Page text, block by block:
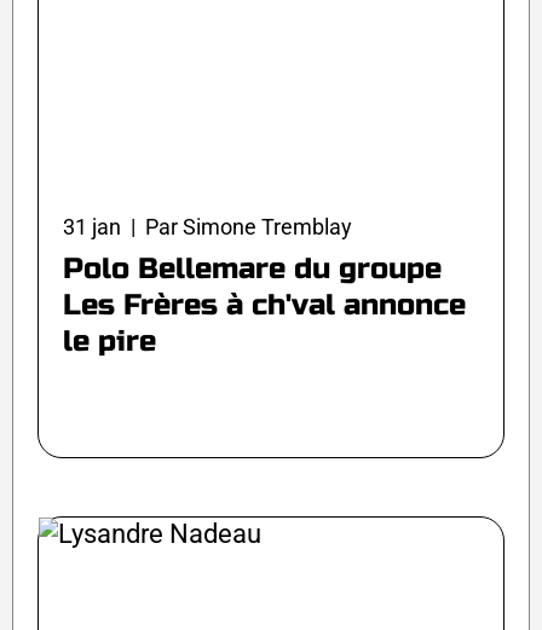
31 jan | Par Simone Tremblay
Polo Bellemare du groupe
Les Frères à ch'val annonce
le pire